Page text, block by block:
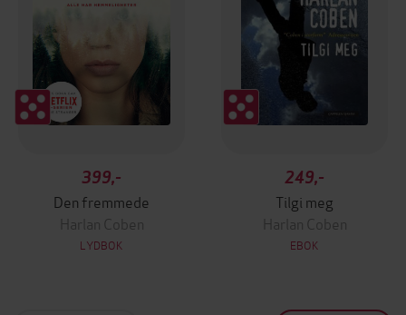
399,-
Den fremmede
Harlan Coben
LYDBOK
249,-
Tilgi meg
Harlan Coben
EBOK